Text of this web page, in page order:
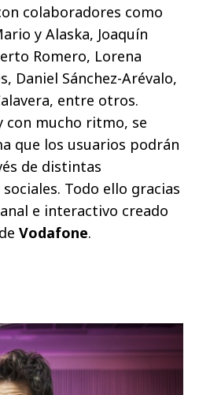
colaboradores como
y Alaska, Joaquín
Romero, Lorena
Daniel Sánchez-Arévalo,
entre otros.
con mucho ritmo, se
que los usuarios podrán
de distintas
Todo ello gracias
e interactivo creado
Vodafone.